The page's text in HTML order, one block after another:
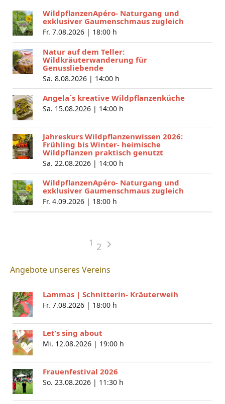
WildpflanzenApéro- Naturgang und
exklusiver Gaumenschmaus zugleich
Fr. 7.08.2026 | 18:00 h
Natur auf dem Teller:
Wildkräuterwanderung für
Genussliebende
Sa. 8.08.2026 | 14:00 h
Angela´s kreative Wildpflanzenküche
Sa. 15.08.2026 | 14:00 h
Jahreskurs Wildpflanzenwissen 2026:
Frühling bis Winter- heimische
Wildpflanzen praktisch genutzt
Sa. 22.08.2026 | 14:00 h
WildpflanzenApéro- Naturgang und
exklusiver Gaumenschmaus zugleich
Fr. 4.09.2026 | 18:00 h
1 2
Angebote unseres Vereins
Lammas | Schnitterin- Kräuterweih
Fr. 7.08.2026 | 18:00 h
Let’s sing about
Mi. 12.08.2026 | 19:00 h
Frauenfestival 2026
So. 23.08.2026 | 11:30 h